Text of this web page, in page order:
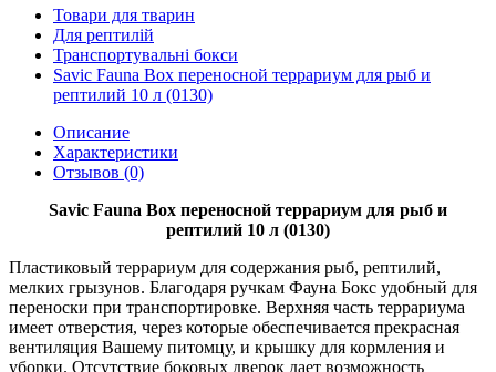
Товари для тварин
Для рептилій
Транспортувальні бокси
Savic Fauna Box переносной террариум для рыб и
рептилий 10 л (0130)
Описание
Характеристики
Отзывов (0)
Savic Fauna Box переносной террариум для рыб и
рептилий 10 л (0130)
Пластиковый террариум для содержания рыб, рептилий,
мелких грызунов. Благодаря ручкам Фауна Бокс удобный для
переноски при транспортировке. Верхняя часть террариума
имеет отверстия, через которые обеспечивается прекрасная
вентиляция Вашему питомцу, и крышку для кормления и
уборки. Отсутствие боковых дверок дает возможность